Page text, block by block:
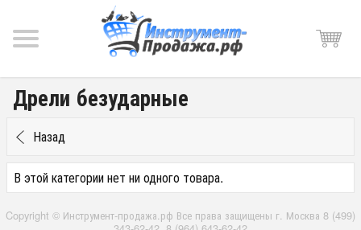
Дрели безударные
Назад
В этой категории нет ни одного товара.
Copyright © Инструмент-продажа.рф Все права защищены г. Москва 8 (499)